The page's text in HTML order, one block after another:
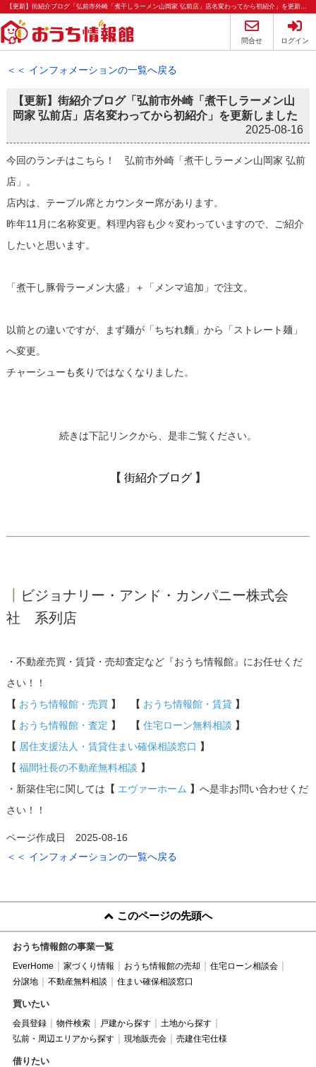
【更新】街紹介ブログ「弘前市外崎「煮干しラーメン山岡家 弘前店」店名変わってから初紹介」を更新しました。｜2025年8月16日(土)｜おうち情報館【2025-08-16更新】更新告知 | 弘前・青森の不動産のことならおうち情報館
問合せ ログイン
＜＜ インフォメーションの一覧へ戻る
【更新】街紹介ブログ「弘前市外崎「煮干しラーメン山
岡家 弘前店」店名変わってから初紹介」を更新しました
2025-08-16
今回のランチはこちら！ 弘前市外崎「煮干しラーメン山岡家 弘前
店」。
店内は、テーブル席とカウンター席があります。
昨年11月に名称変更。料理内容も少々変わっていますので、ご紹介
したいと思います。
「煮干し豚骨ラーメン大盛」＋「メンマ追加」で注文。
以前との違いですが、まず麺が「ちぢれ麵」から「ストレート麺」
へ変更。
チャーシューも炙りではなくなりました。
続きは下記リンクから、是非ご覧ください。
【 街紹介ブログ】
ビジョナリー・アンド・カンパニー株式会
社 系列店
・不動産売買・賃貸・売却査定など『おうち情報館』にお任せくだ
さい！！
【 おうち情報館・売買 】 【 おうち情報館・賃貸】
【 おうち情報館・査定 】 【 住宅ローン無料相談 】
【 居住支援法人・賃貸住まい確保相談窓口 】
【 福間社長の不動産無料相談 】
・新築住宅に関しては 【 エヴァーホーム 】 へ是非お問い合わせくだ
さい！！
ページ作成日 2025-08-16
＜＜ インフォメーションの一覧へ戻る
このページの先頭へ
おうち情報館の事業一覧
EverHome 家づくり情報 おうち情報館の売却
住宅ローン相談会
分譲地
不動産無料相談 住まい確保相談窓口
買いたい
会員登録 物件検索 戸建から探す
土地から探す
弘前・周辺エリアから探す
現地販売会 売建住宅仕様
借りたい